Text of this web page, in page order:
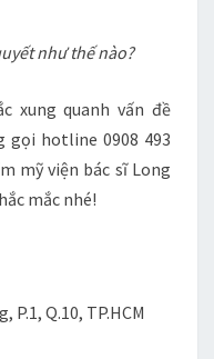
như thế nào?
xung quanh vấn đề
gọi hotline 0908 493
mỹ viện bác sĩ Long
mắc nhé!
P.1, Q.10, TP.HCM